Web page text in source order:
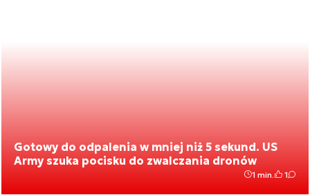
Gotowy do odpalenia w mniej niż 5 sekund. US
Army szuka pocisku do zwalczania dronów
1 min. 1